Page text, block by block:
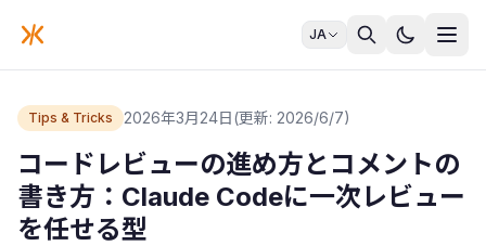
JA
Tips & Tricks 2026年3月24日(更新: 2026/6/7)
コードレビューの進め方とコメントの
書き方：Claude Codeに一次レビュー
を任せる型